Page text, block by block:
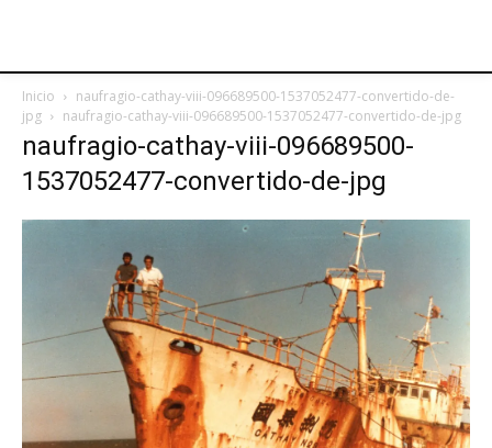
Inicio
naufragio-cathay-viii-096689500-1537052477-convertido-de-
jpg
naufragio-cathay-viii-096689500-1537052477-convertido-de-jpg
naufragio-cathay-viii-096689500-
1537052477-convertido-de-jpg